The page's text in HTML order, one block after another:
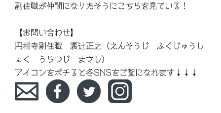
副住職が仲間になりたそうにこちらを見ている！
【お問い合わせ】
円相寺副住職 裏辻正之（えんそうじ ふくじゅうし
ょく うらつじ まさし）
アイコンをポチると各SNSをご覧になれます↓↓↓